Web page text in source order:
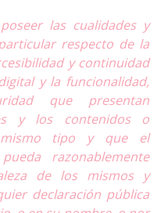
las cualidades y
respecto de la
y continuidad
y la funcionalidad,
que presentan
y los contenidos o
mismo tipo y que el
razonablemente
de los mismos y
declaración pública